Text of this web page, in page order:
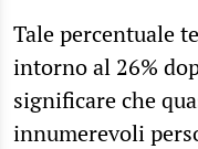
Tale percentuale
intorno al 26%
significare che
innumerevoli